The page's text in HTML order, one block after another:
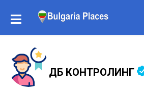
ДБ КОНТРОЛИНГ